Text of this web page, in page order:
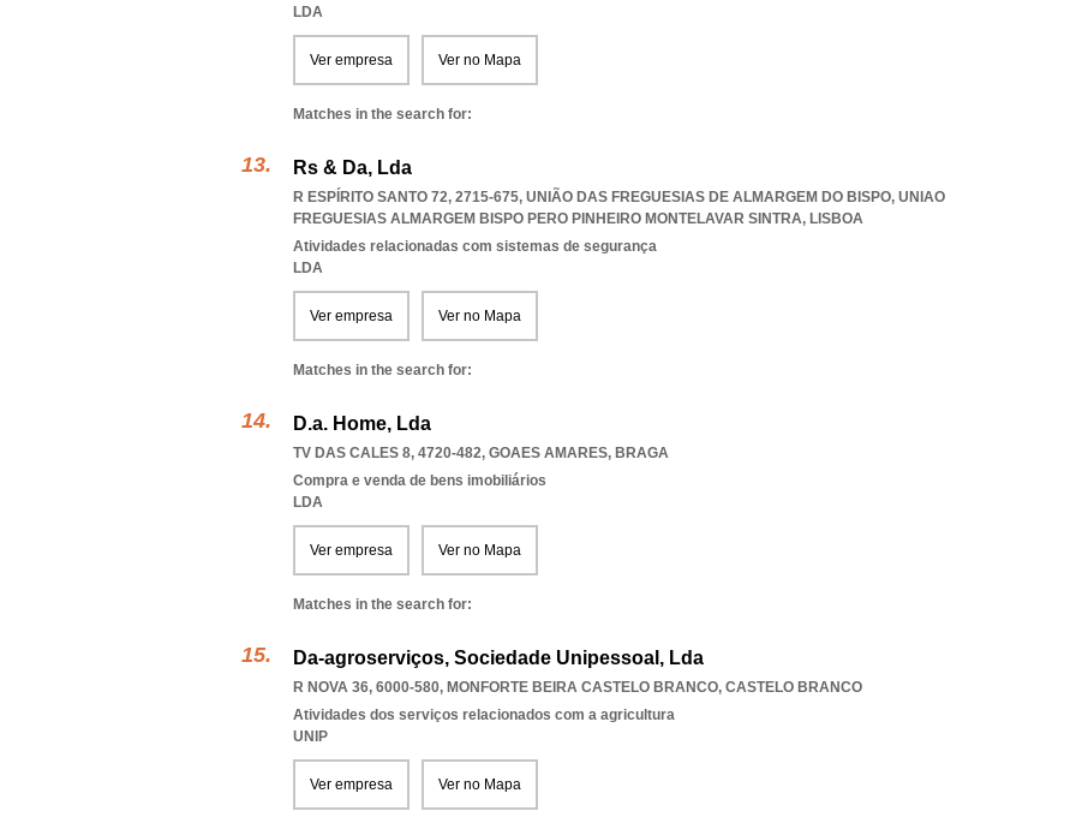
LDA
Ver empresa Ver no Mapa
Matches in the search for:
Rs & Da, Lda
R ESPÍRITO SANTO 72, 2715-675, UNIÃO DAS FREGUESIAS DE ALMARGEM DO BISPO, UNIAO
FREGUESIAS ALMARGEM BISPO PERO PINHEIRO MONTELAVAR SINTRA, LISBOA
Atividades relacionadas com sistemas de segurança
LDA
Ver empresa Ver no Mapa
Matches in the search for:
D.a. Home, Lda
TV DAS CALES 8, 4720-482, GOAES AMARES, BRAGA
Compra e venda de bens imobiliários
LDA
Ver empresa Ver no Mapa
Matches in the search for:
Da-agroserviços, Sociedade Unipessoal, Lda
R NOVA 36, 6000-580, MONFORTE BEIRA CASTELO BRANCO, CASTELO BRANCO
Atividades dos serviços relacionados com a agricultura
UNIP
Ver empresa Ver no Mapa